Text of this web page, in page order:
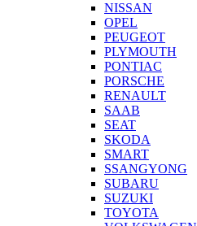
NISSAN
OPEL
PEUGEOT
PLYMOUTH
PONTIAC
PORSCHE
RENAULT
SAAB
SEAT
SKODA
SMART
SSANGYONG
SUBARU
SUZUKI
TOYOTA